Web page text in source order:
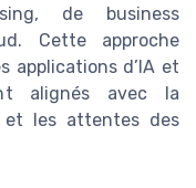
de business
Cette approche
applications d’IA et
alignés avec la
et les attentes des